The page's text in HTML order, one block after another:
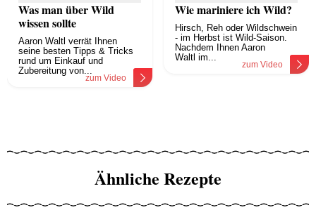
Was man über Wild
wissen sollte
Aaron Waltl verrät Ihnen
seine besten Tipps & Tricks
rund um Einkauf und
Zubereitung von...
zum Video
Wie mariniere ich Wild?
Hirsch, Reh oder Wildschwein
- im Herbst ist Wild-Saison.
Nachdem Ihnen Aaron
Waltl im...
zum Video
Ähnliche Rezepte